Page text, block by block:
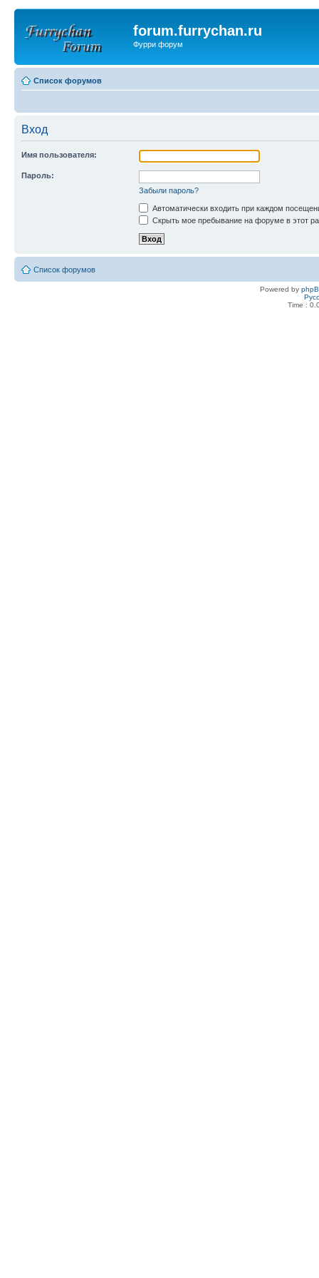
forum.furrychan.ru
Фурри форум
Список форумов
Вход
Имя пользователя:
Пароль:
Забыли пароль?
Автоматически входить при каждом
Скрыть мое пребывание на форуме в этот
Список форумов
Powered by
Time :